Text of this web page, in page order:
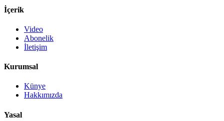
İçerik
Video
Abonelik
İletişim
Kurumsal
Künye
Hakkımızda
Yasal